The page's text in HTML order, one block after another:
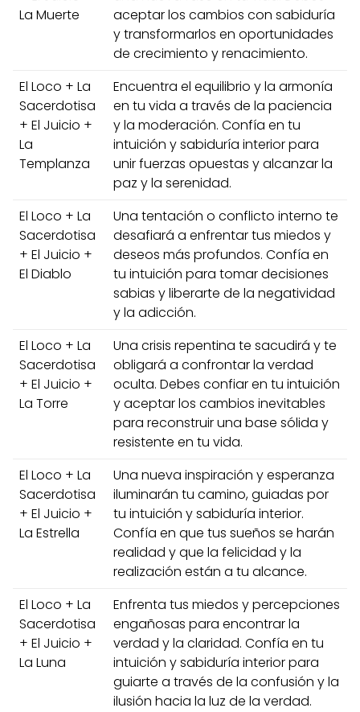
La Muerte
aceptar los cambios con sabiduría
y transformarlos en oportunidades
de crecimiento y renacimiento.
El Loco + La
Sacerdotisa
+ El Juicio +
La
Templanza
Encuentra el equilibrio y la armonía
en tu vida a través de la paciencia
y la moderación. Confía en tu
intuición y sabiduría interior para
unir fuerzas opuestas y alcanzar la
paz y la serenidad.
El Loco + La
Sacerdotisa
+ El Juicio +
El Diablo
Una tentación o conflicto interno te
desafiará a enfrentar tus miedos y
deseos más profundos. Confía en
tu intuición para tomar decisiones
sabias y liberarte de la negatividad
y la adicción.
El Loco + La
Sacerdotisa
+ El Juicio +
La Torre
Una crisis repentina te sacudirá y te
obligará a confrontar la verdad
oculta. Debes confiar en tu intuición
y aceptar los cambios inevitables
para reconstruir una base sólida y
resistente en tu vida.
El Loco + La
Sacerdotisa
+ El Juicio +
La Estrella
Una nueva inspiración y esperanza
iluminarán tu camino, guiadas por
tu intuición y sabiduría interior.
Confía en que tus sueños se harán
realidad y que la felicidad y la
realización están a tu alcance.
El Loco + La
Sacerdotisa
+ El Juicio +
La Luna
Enfrenta tus miedos y percepciones
engañosas para encontrar la
verdad y la claridad. Confía en tu
intuición y sabiduría interior para
guiarte a través de la confusión y la
ilusión hacia la luz de la verdad.